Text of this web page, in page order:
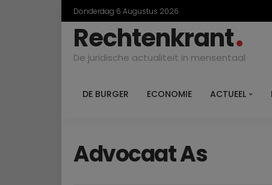
Donderdag 6 Augustus 2026
Rechtenkrant
De juridische actualiteit in mensentaal
DE BURGER ECONOMIE ACTUEEL
Advocaat As